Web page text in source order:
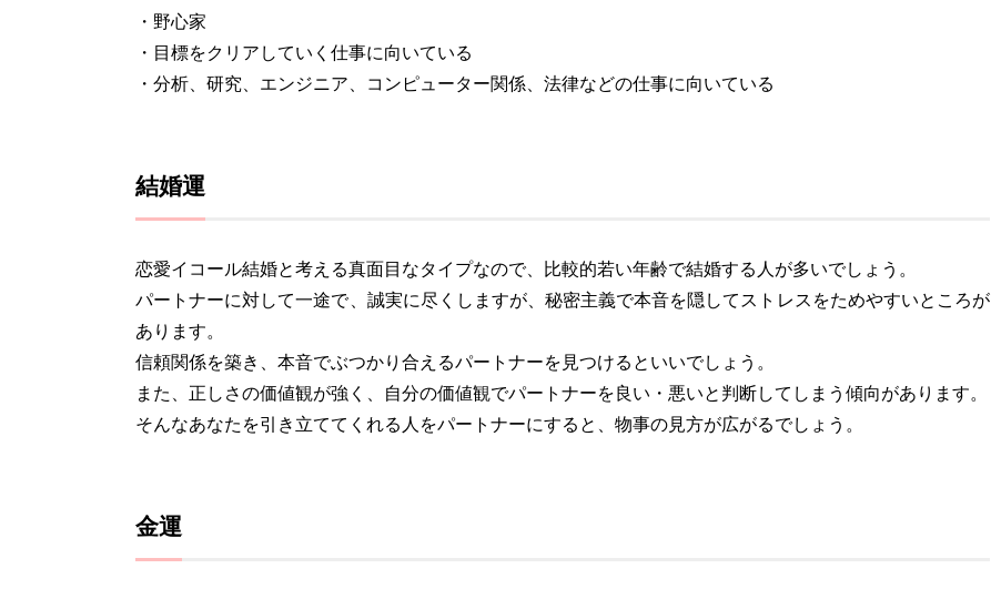
・野心家
・目標をクリアしていく仕事に向いている
・分析、研究、エンジニア、コンピューター関係、法律などの仕事に向いている
結婚運
恋愛イコール結婚と考える真面目なタイプなので、比較的若い年齢で結婚する人が多いでしょう。
パートナーに対して一途で、誠実に尽くしますが、秘密主義で本音を隠してストレスをためやすいところが
あります。
信頼関係を築き、本音でぶつかり合えるパートナーを見つけるといいでしょう。
また、正しさの価値観が強く、自分の価値観でパートナーを良い・悪いと判断してしまう傾向があります。
そんなあなたを引き立ててくれる人をパートナーにすると、物事の見方が広がるでしょう。
金運